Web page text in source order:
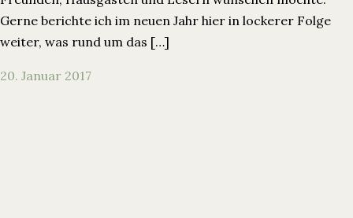
Gerne berichte ich im neuen Jahr hier in lockerer Folge
weiter, was rund um das […]
20. Januar 2017